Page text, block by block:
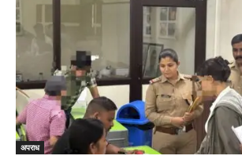
अपराध